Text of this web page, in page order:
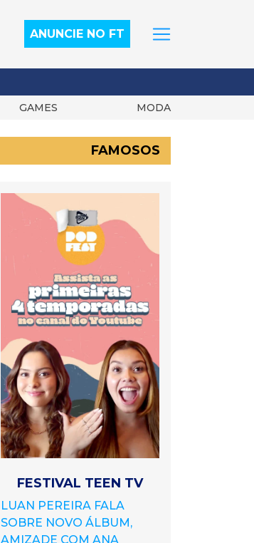
ANUNCIE NO FT
GAMES MODA
FAMOSOS
FESTIVAL TEEN TV
LUAN PEREIRA FALA
SOBRE NOVO ÁLBUM,
AMIZADE COM ANA